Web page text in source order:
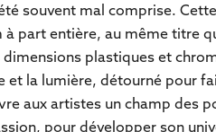
souvent mal comprise.
part entière, au même titre
dimensions plastiques et
et la lumière, détourné pour
aux artistes un champ des
pour développer son